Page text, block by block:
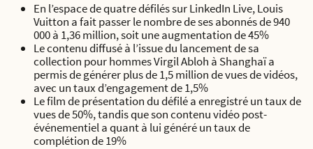
En l’espace de quatre défilés sur LinkedIn Live, Louis
Vuitton a fait passer le nombre de ses abonnés de 940
000 à 1,36 million, soit une augmentation de 45%
Le contenu diffusé à l’issue du lancement de sa
collection pour hommes Virgil Abloh à Shanghaï a
permis de générer plus de 1,5 million de vues de vidéos,
avec un taux d’engagement de 1,5%
Le film de présentation du défilé a enregistré un taux de
vues de 50%, tandis que son contenu vidéo post-
événementiel a quant à lui généré un taux de
complétion de 19%